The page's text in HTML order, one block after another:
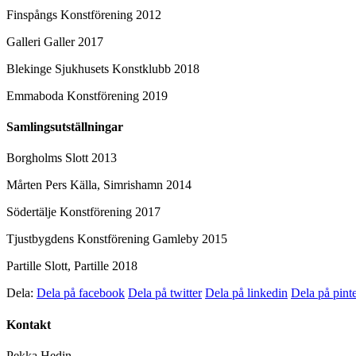
Finspångs Konstförening 2012
Galleri Galler 2017
Blekinge Sjukhusets Konstklubb 2018
Emmaboda Konstförening 2019
Samlingsutställningar
Borgholms Slott 2013
Mårten Pers Källa, Simrishamn 2014
Södertälje Konstförening 2017
Tjustbygdens Konstförening Gamleby 2015
Partille Slott, Partille 2018
Dela: Dela på facebook Dela på twitter Dela på linkedin Dela på
Kontakt